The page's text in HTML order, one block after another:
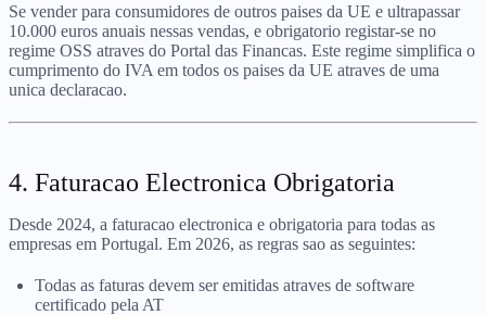
Se vender para consumidores de outros paises da UE e ultrapassar
10.000 euros anuais nessas vendas, e obrigatorio registar-se no
regime OSS atraves do Portal das Financas. Este regime simplifica o
cumprimento do IVA em todos os paises da UE atraves de uma
unica declaracao.
4. Faturacao Electronica Obrigatoria
Desde 2024, a faturacao electronica e obrigatoria para todas as
empresas em Portugal. Em 2026, as regras sao as seguintes:
Todas as faturas devem ser emitidas atraves de software
certificado pela AT